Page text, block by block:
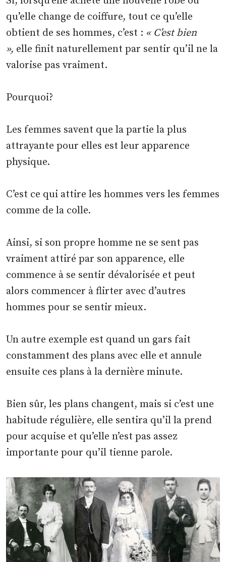
qu’elle change de coiffure, tout ce qu’elle
obtient de ses hommes, c’est : « C’est bien
», elle finit naturellement par sentir qu’il ne la
valorise pas vraiment.
Pourquoi?
Les femmes savent que la partie la plus
attrayante pour elles est leur apparence
physique.
C’est ce qui attire les hommes vers les femmes
comme de la colle.
Ainsi, si son propre homme ne se sent pas
vraiment attiré par son apparence, elle
commence à se sentir dévalorisée et peut
alors commencer à flirter avec d’autres
hommes pour se sentir mieux.
Un autre exemple est quand un gars fait
constamment des plans avec elle et annule
ensuite ces plans à la dernière minute.
Bien sûr, les plans changent, mais si c’est une
habitude régulière, elle sentira qu’il la prend
pour acquise et qu’elle n’est pas assez
importante pour qu’il tienne parole.